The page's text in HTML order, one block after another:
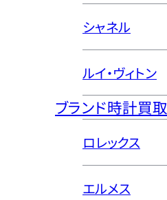
シャネル
ルイ・ヴィトン
ブランド時計買取
ロレックス
エルメス